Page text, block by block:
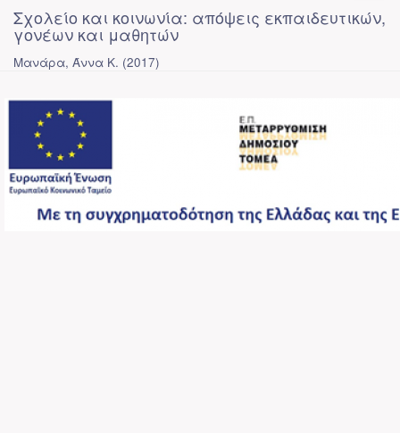
Σχολείο και κοινωνία: απόψεις εκπαιδευτικών,
γονέων και μαθητών
Μανάρα, Άννα Κ. (2017)